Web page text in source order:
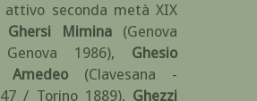
attivo seconda metà XIX
Ghersi Mimina
(Genova
1986), Ghesio
Amedeo
(Clavesana -
/ Torino 1889), Ghezzi